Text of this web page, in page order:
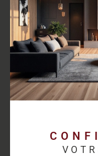
Découvrez les
Havreet bénéficiez d’un
concrétiser votre projet.
Une